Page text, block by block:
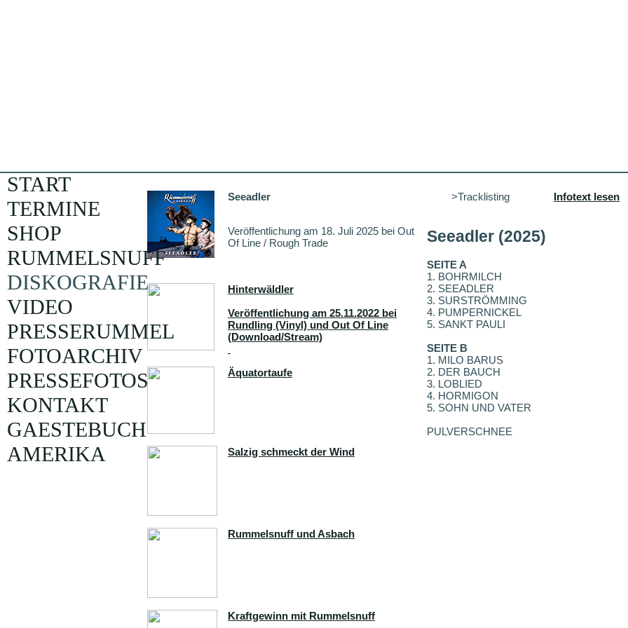
Seeadler
Veröffentlichung am 18. Juli 2025 bei Out
Of Line / Rough Trade
Hinterwäldler
Veröffentlichung am 25.11.2022 bei
Rundling (Vinyl) und Out Of Line
(Download/Stream)
Äquatortaufe
Salzig schmeckt der Wind
Rummelsnuff und Asbach
Kraftgewinn mit Rummelsnuff
>Tracklisting Infotext lesen
Seeadler (2025)
SEITE A
1. BOHRMILCH
2. SEEADLER
3. SURSTRÖMMING
4. PUMPERNICKEL
5. SANKT PAULI
SEITE B
1. MILO BARUS
2. DER BAUCH
3. LOBLIED
4. HORMIGON
5. SOHN UND VATER
PULVERSCHNEE
START
TERMINE
SHOP
RUMMELSNUFF
DISKOGRAFIE
VIDEO
PRESSERUMMEL
FOTOARCHIV
PRESSEFOTOS
KONTAKT
GAESTEBUCH
AMERIKA